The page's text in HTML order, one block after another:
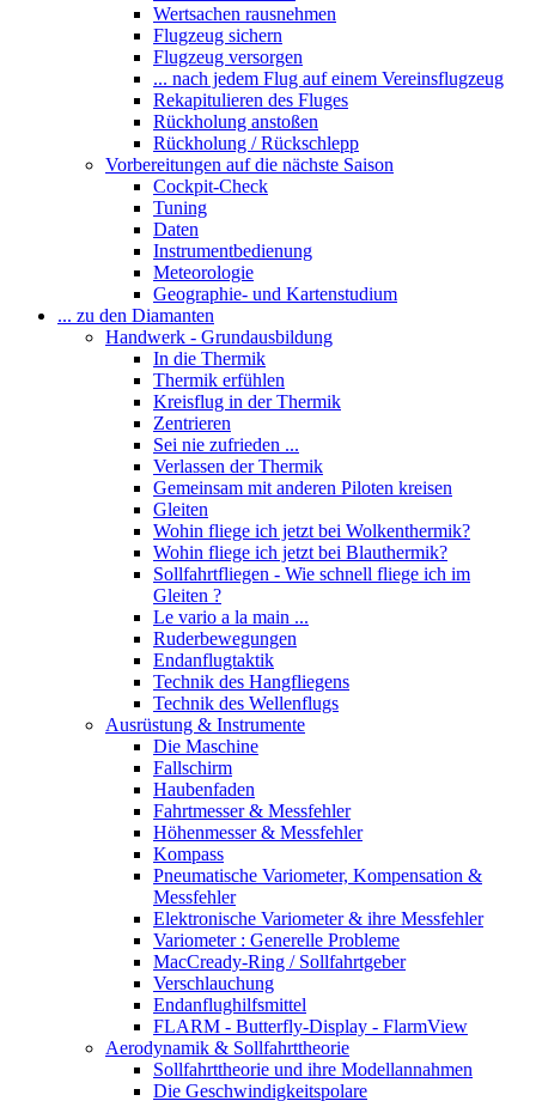
Wertsachen rausnehmen
Flugzeug sichern
Flugzeug versorgen
... nach jedem Flug auf einem Vereinsflugzeug
Rekapitulieren des Fluges
Rückholung anstoßen
Rückholung / Rückschlepp
Vorbereitungen auf die nächste Saison
Cockpit-Check
Tuning
Daten
Instrumentbedienung
Meteorologie
Geographie- und Kartenstudium
... zu den Diamanten
Handwerk - Grundausbildung
In die Thermik
Thermik erfühlen
Kreisflug in der Thermik
Zentrieren
Sei nie zufrieden ...
Verlassen der Thermik
Gemeinsam mit anderen Piloten kreisen
Gleiten
Wohin fliege ich jetzt bei Wolkenthermik?
Wohin fliege ich jetzt bei Blauthermik?
Sollfahrtfliegen - Wie schnell fliege ich im
Gleiten ?
Le vario a la main ...
Ruderbewegungen
Endanflugtaktik
Technik des Hangfliegens
Technik des Wellenflugs
Ausrüstung & Instrumente
Die Maschine
Fallschirm
Haubenfaden
Fahrtmesser & Messfehler
Höhenmesser & Messfehler
Kompass
Pneumatische Variometer, Kompensation &
Messfehler
Elektronische Variometer & ihre Messfehler
Variometer : Generelle Probleme
MacCready-Ring / Sollfahrtgeber
Verschlauchung
Endanflughilfsmittel
FLARM - Butterfly-Display - FlarmView
Aerodynamik & Sollfahrttheorie
Sollfahrttheorie und ihre Modellannahmen
Die Geschwindigkeitspolare